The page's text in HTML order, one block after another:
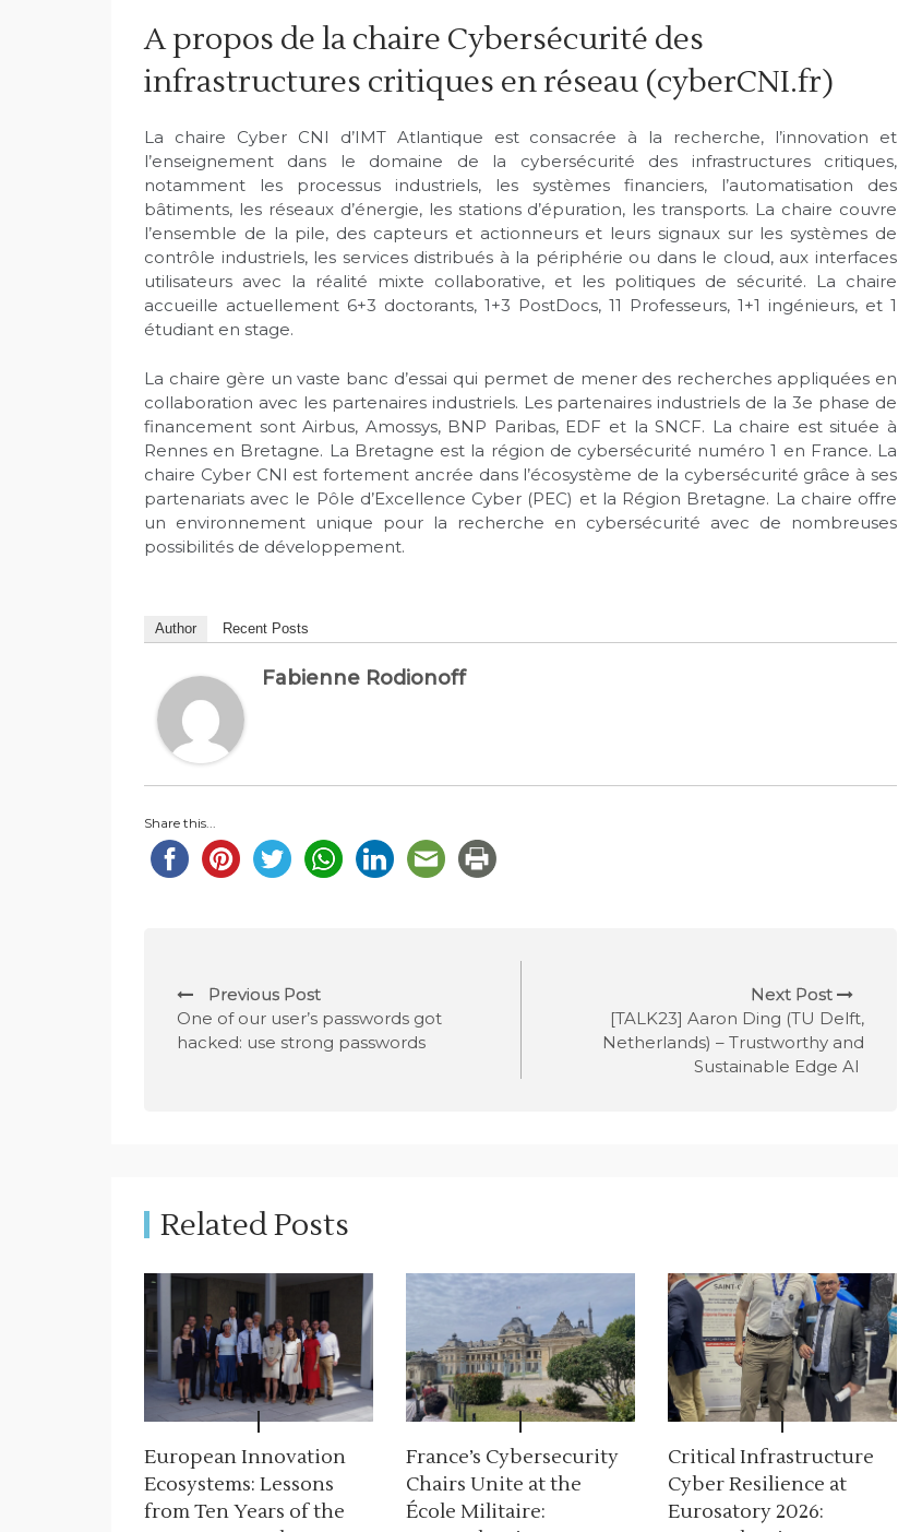
A propos de la chaire Cybersécurité des
infrastructures critiques en réseau (cyberCNI.fr)
La chaire Cyber CNI d’IMT Atlantique est consacrée à la recherche, l’innovation et
l’enseignement dans le domaine de la cybersécurité des infrastructures critiques,
notamment les processus industriels, les systèmes financiers, l’automatisation des
bâtiments, les réseaux d’énergie, les stations d’épuration, les transports. La chaire couvre
l’ensemble de la pile, des capteurs et actionneurs et leurs signaux sur les systèmes de
contrôle industriels, les services distribués à la périphérie ou dans le cloud, aux interfaces
utilisateurs avec la réalité mixte collaborative, et les politiques de sécurité. La chaire
accueille actuellement 6+3 doctorants, 1+3 PostDocs, 11 Professeurs, 1+1 ingénieurs, et 1
étudiant en stage.
La chaire gère un vaste banc d’essai qui permet de mener des recherches appliquées en
collaboration avec les partenaires industriels. Les partenaires industriels de la 3e phase de
financement sont Airbus, Amossys, BNP Paribas, EDF et la SNCF. La chaire est située à
Rennes en Bretagne. La Bretagne est la région de cybersécurité numéro 1 en France. La
chaire Cyber CNI est fortement ancrée dans l’écosystème de la cybersécurité grâce à ses
partenariats avec le Pôle d’Excellence Cyber (PEC) et la Région Bretagne. La chaire offre
un environnement unique pour la recherche en cybersécurité avec de nombreuses
possibilités de développement.
Author Recent Posts
Fabienne Rodionoff
Share this...
o
v
i
g
a
t
i
o
Previous Post
One of our user’s passwords got
hacked: use strong passwords
Next Post
[TALK23] Aaron Ding (TU Delft,
Netherlands) – Trustworthy and
Sustainable Edge AI
Related Posts
European Innovation
Ecosystems: Lessons
from Ten Years of the
France’s Cybersecurity
Chairs Unite at the
École Militaire:
Critical Infrastructure
Cyber Resilience at
Eurosatory 2026: